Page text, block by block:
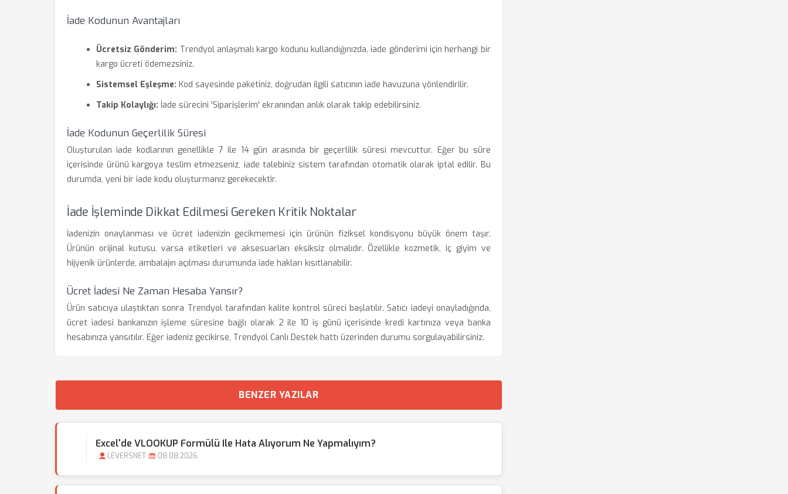
İade Kodunun Avantajları
Ücretsiz Gönderim: Trendyol anlaşmalı kargo kodunu kullandığınızda, iade gönderimi için herhangi bir
kargo ücreti ödemezsiniz.
Sistemsel Eşleşme: Kod sayesinde paketiniz, doğrudan ilgili satıcının iade havuzuna yönlendirilir.
Takip Kolaylığı: İade sürecini 'Siparişlerim' ekranından anlık olarak takip edebilirsiniz.
İade Kodunun Geçerlilik Süresi
Oluşturulan iade kodlarının genellikle 7 ile 14 gün arasında bir geçerlilik süresi mevcuttur. Eğer bu süre
içerisinde ürünü kargoya teslim etmezseniz, iade talebiniz sistem tarafından otomatik olarak iptal edilir. Bu
durumda, yeni bir iade kodu oluşturmanız gerekecektir.
İade İşleminde Dikkat Edilmesi Gereken Kritik Noktalar
İadenizin onaylanması ve ücret iadenizin gecikmemesi için ürünün fiziksel kondisyonu büyük önem taşır.
Ürünün orijinal kutusu, varsa etiketleri ve aksesuarları eksiksiz olmalıdır. Özellikle kozmetik, iç giyim ve
hijyenik ürünlerde, ambalajın açılması durumunda iade hakları kısıtlanabilir.
Ücret İadesi Ne Zaman Hesaba Yansır?
Ürün satıcıya ulaştıktan sonra Trendyol tarafından kalite kontrol süreci başlatılır. Satıcı iadeyi onayladığında,
ücret iadesi bankanızın işleme süresine bağlı olarak 2 ile 10 iş günü içerisinde kredi kartınıza veya banka
hesabınıza yansıtılır. Eğer iadeniz gecikirse, Trendyol Canlı Destek hattı üzerinden durumu sorgulayabilirsiniz.
BENZER YAZILAR
Excel'de VLOOKUP Formülü Ile Hata Alıyorum Ne Yapmalıyım?
LEVERSNET 08.08.2026